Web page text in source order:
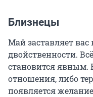
Близнецы
Май заставляет
двойственности.
становится явным.
отношения, либо
появляется